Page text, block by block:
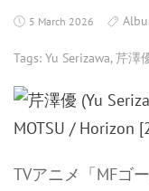
5 March 2026
Tags: Yu Serizawa,芹澤
TVアニメ「MFゴ